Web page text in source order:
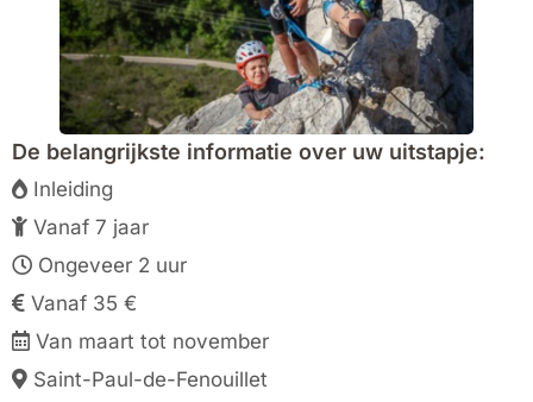
De belangrijkste informatie over uw uitstapje:
Inleiding
Vanaf 7 jaar
Ongeveer 2 uur
Vanaf 35 €
Van maart tot november
Saint-Paul-de-Fenouillet